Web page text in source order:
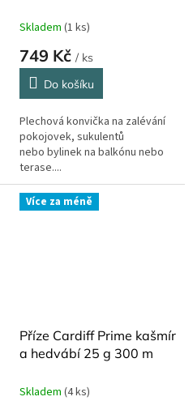
Skladem (1 ks)
749 Kč / ks
Do košíku
Plechová konvička na zalévání
pokojovek, sukulentů
nebo bylinek na balkónu nebo
terase....
Více za méně
Příze Cardiff Prime kašmír
a hedvábí 25 g 300 m
Skladem (4 ks)